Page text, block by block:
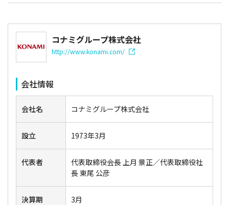
コナミグループ株式会社
http://www.konami.com/
会社情報
会社名 コナミグループ株式会社
設立 1973年3月
代表者
代表取締役会長 上月 景正／代表取締役社
長 東尾 公彦
決算期 3月